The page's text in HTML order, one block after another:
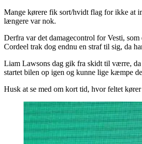
Mange kørere fik sort/hvidt flag for ikke at
længere var nok.
Derfra var det damagecontrol for Vesti,
Cordeel trak dog endnu en straf til sig, da
Liam Lawsons dag gik fra skidt til værre,
startet bilen op igen og kunne lige kæmpe
Husk at se med om kort tid, hvor feltet